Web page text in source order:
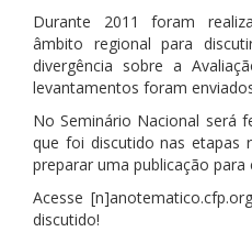
Durante 2011 foram
âmbito regional para
divergência sobre a
levantamentos foram
No Seminário Nacional será
que foi discutido nas etapas
preparar uma publicação
Acesse
discutido!